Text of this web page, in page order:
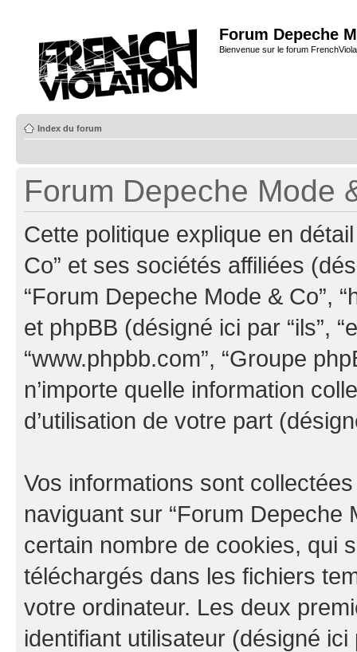
Forum Depeche
Bienvenue sur le forum
Index du forum
Forum Depeche Mode
Cette politique explique en
Co” et ses sociétés affiliées
“Forum Depeche Mode & Co”,
et phpBB (désigné ici par “ils”,
“www.phpbb.com”, “Groupe
n’importe quelle information
d’utilisation de votre part
Vos informations sont
naviguant sur “Forum Depeche
certain nombre de cookies, qui
téléchargés dans les fichiers
votre ordinateur. Les deux
identifiant utilisateur (désigné ici